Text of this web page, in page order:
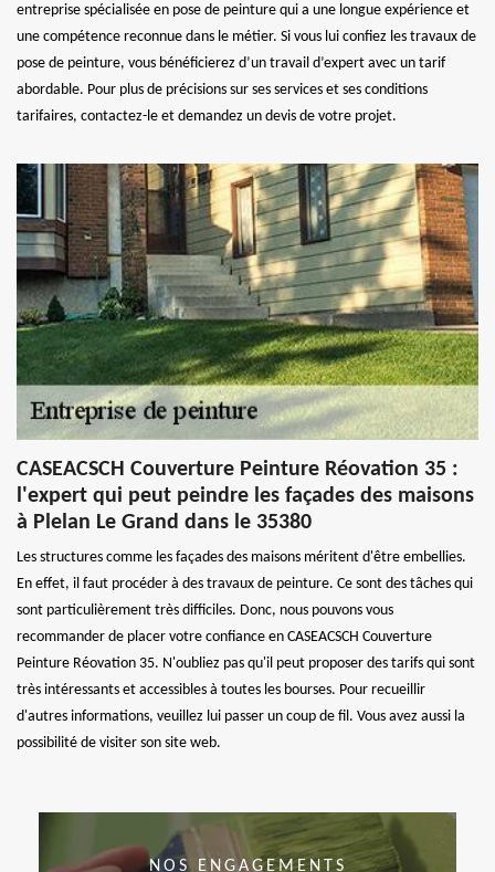
entreprise spécialisée en pose de peinture qui a une longue expérience et
une compétence reconnue dans le métier. Si vous lui confiez les travaux de
pose de peinture, vous bénéficierez d’un travail d’expert avec un tarif
abordable. Pour plus de précisions sur ses services et ses conditions
tarifaires, contactez-le et demandez un devis de votre projet.
CASEACSCH Couverture Peinture Réovation 35 :
l'expert qui peut peindre les façades des maisons
à Plelan Le Grand dans le 35380
Les structures comme les façades des maisons méritent d'être embellies.
En effet, il faut procéder à des travaux de peinture. Ce sont des tâches qui
sont particulièrement très difficiles. Donc, nous pouvons vous
recommander de placer votre confiance en CASEACSCH Couverture
Peinture Réovation 35. N'oubliez pas qu'il peut proposer des tarifs qui sont
très intéressants et accessibles à toutes les bourses. Pour recueillir
d'autres informations, veuillez lui passer un coup de fil. Vous avez aussi la
possibilité de visiter son site web.
NOS ENGAGEMENTS